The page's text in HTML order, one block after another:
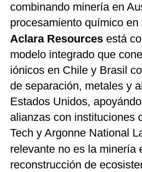
combinando minería en
procesamiento químico en
Aclara Resources está
modelo integrado que
iónicos en Chile y Brasil
de separación, metales y
Estados Unidos,
alianzas con instituciones
Tech y Argonne National
relevante no es la minería
reconstrucción de